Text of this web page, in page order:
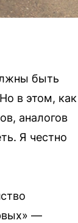
быть
в этом, как
аналогов
Я честно
—